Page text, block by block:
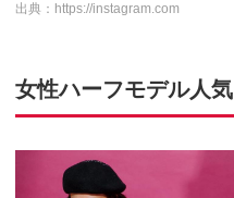
出典： https://instagram.com
女性ハーフモデル人